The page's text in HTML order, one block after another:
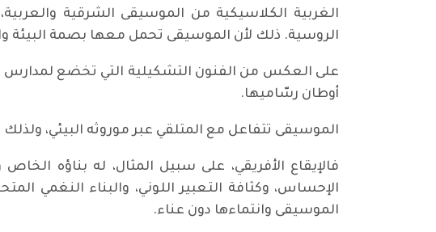
الغربية الكلاسيكية من الموسيقى الشرقية
الروسية. ذلك لأن الموسيقى تحمل معها بصمة البيئة
على العكس من الفنون التشكيلية التي تخضع لمدارس
أوطان رسّاميها.
الموسيقى تتفاعل مع المتلقي عبر موروثه البيئي،
فالإيقاع الأفريقي، على سبيل المثال، له بناؤه
الإحساس، وكثافة التعبير اللوني، والبناء
الموسيقى وانتماءها دون عناء.